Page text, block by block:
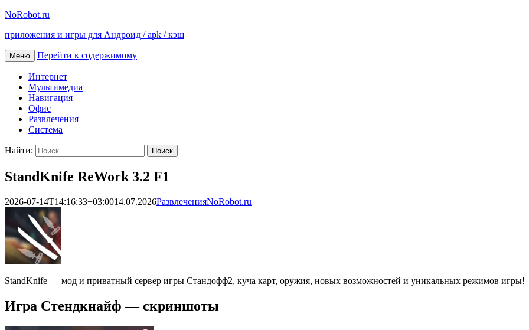
NoRobot.ru
приложения и игры для Андроид / apk / кэш
Меню Перейти к содержимому
Интернет
Мультимедиа
Навигация
Офис
Развлечения
Система
Найти:
StandKnife ReWork 3.2 F1
2026-07-14T14:16:33+03:0014.07.2026РазвлеченияNoRobot.ru
StandKnife — мод и приватный сервер игры Стандофф2, куча карт, оружия, новых возможностей и уникальных режимов игры!
Игра Cтендкнайф — скриншоты